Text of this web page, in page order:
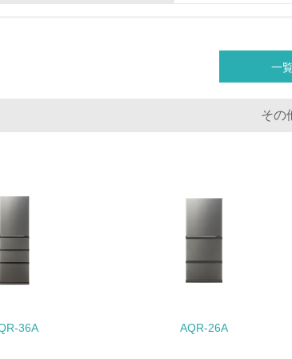
<L1> 化学物質の使用量及び外部（大気・水・土
<L2> 化学物質の使用量及び外部への排出量を把
<L1> 廃棄物の発生量の削減及びリサイクルの推進
購入、原材料のトレーサビリティの確認等）を行っ
一
その
36A AQR-26A